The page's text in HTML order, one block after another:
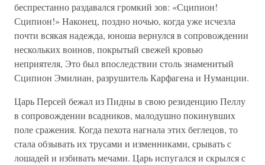
беспрестанно раздавался громкий зов: «Сципион!
Сципион!» Наконец, поздно ночью, когда уже исчезла
почти всякая надежда, юноша вернулся в сопровождении
нескольких воинов, покрытый свежей кровью
неприятеля, Это был впоследствии столь знаменитый
Сципион Эмилиан, разрушитель Карфагена и Нуманции.
Царь Персей бежал из Пидны в свою резиденцию Пеллу
в сопровождении всадников, малодушно покинувших
поле сражения. Когда пехота нагнала этих беглецов, то
стала обзывать их трусами и изменниками, срывать с
лошадей и избивать мечами. Царь испугался и скрылся с